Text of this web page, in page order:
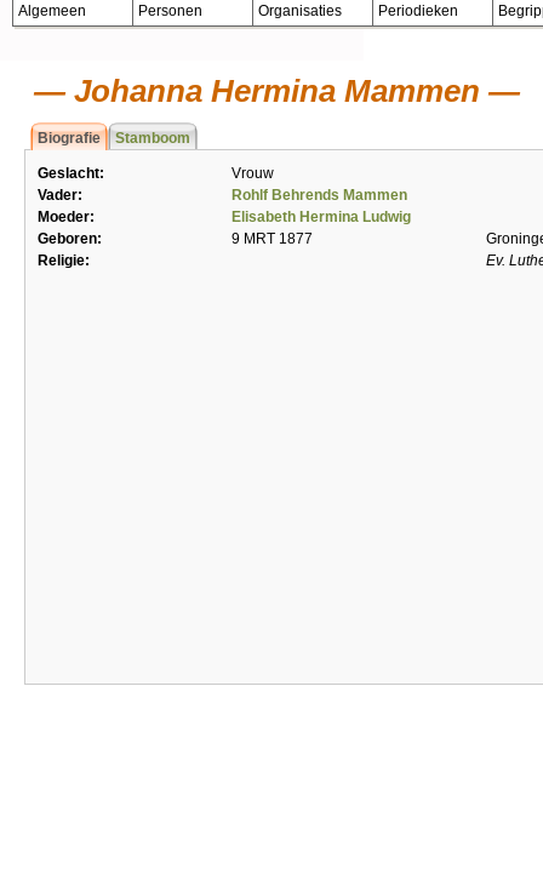
Algemeen Personen Organisaties Periodieken
Johanna Hermina Mammen
Biografie Stamboom
Geslacht:
Vrouw
Vader:
Rohlf Behrends Mammen
Moeder:
Elisabeth Hermina Ludwig
Geboren:
9 MRT 1877
Religie:
Ev.